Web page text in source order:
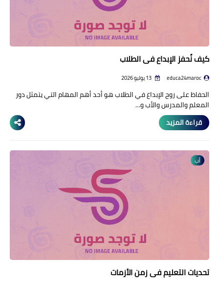
كيف نُحفز الإبداع في الطلاب
educa24maroc
الحفاظ على روح الإبداع في الطلاب هو أحد أهم المهام التي يتمثل دور
المعلم والمدرس والأب و…
قراءة المزيد
أب
تحديات التعليم في زمن الأزمات